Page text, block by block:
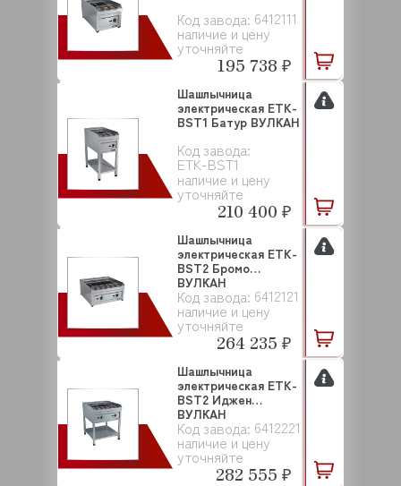
Код завода: 6412111
наличие и цену
уточняйте
195 738 ₽
Код завода:
ETK-BST1
наличие и цену
уточняйте
Шашлычница
электрическая ETK-
BST1 Батур ВУЛКАН
210 400 ₽
Код завода: 6412121
наличие и цену
уточняйте
Шашлычница
электрическая ETK-
BST2 Бромо
ВУЛКАН
264 235 ₽
Код завода: 6412221
наличие и цену
уточняйте
Шашлычница
электрическая ETK-
BST2 Иджен
ВУЛКАН
282 555 ₽